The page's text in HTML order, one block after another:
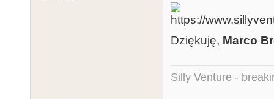
Dziękuję, Marco
Silly Venture -